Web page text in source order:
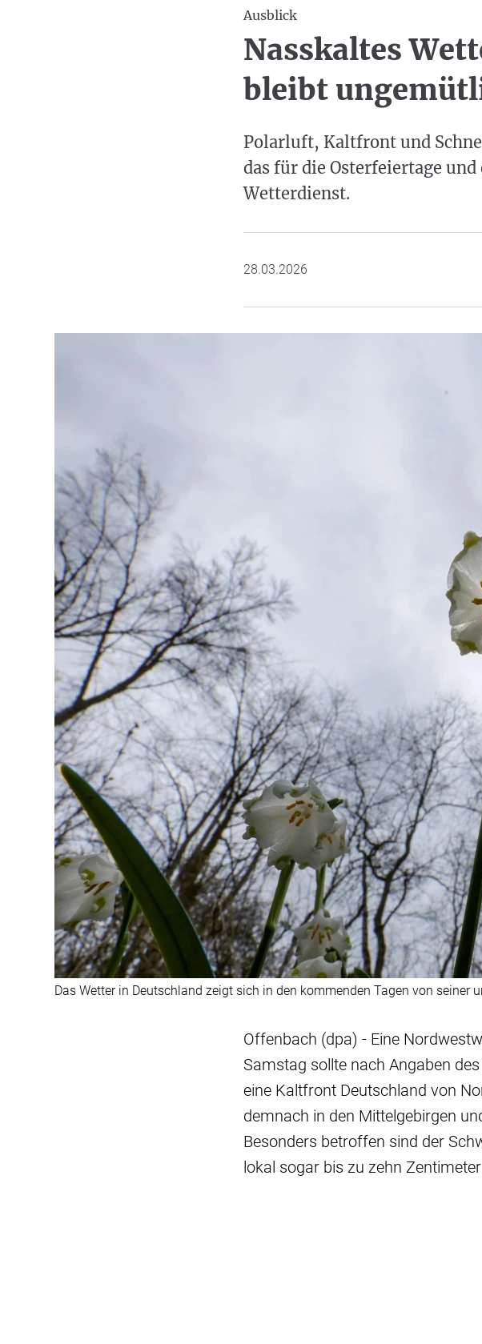
Ausblick
Nasskaltes
bleibt
Polarluft, Kaltfront und
das für die Osterfeiertage
Wetterdienst.
28.03.2026
Das Wetter in Deutschland zeigt sich in den kommenden Tagen von seiner
Offenbach (dpa) - Eine
Samstag sollte nach Angaben
eine Kaltfront Deutschland von
demnach in den Mittelgebirgen
Besonders betroffen sind der
lokal sogar bis zu zehn